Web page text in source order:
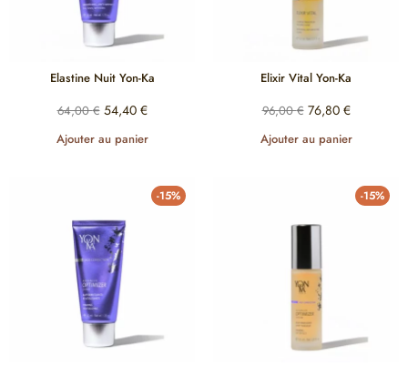
Elastine Nuit Yon-Ka
64,00€ 54,40 €
Ajouter au panier
Elixir Vital Yon-Ka
96,00€ 76,80 €
Ajouter au panier
-15% -15%